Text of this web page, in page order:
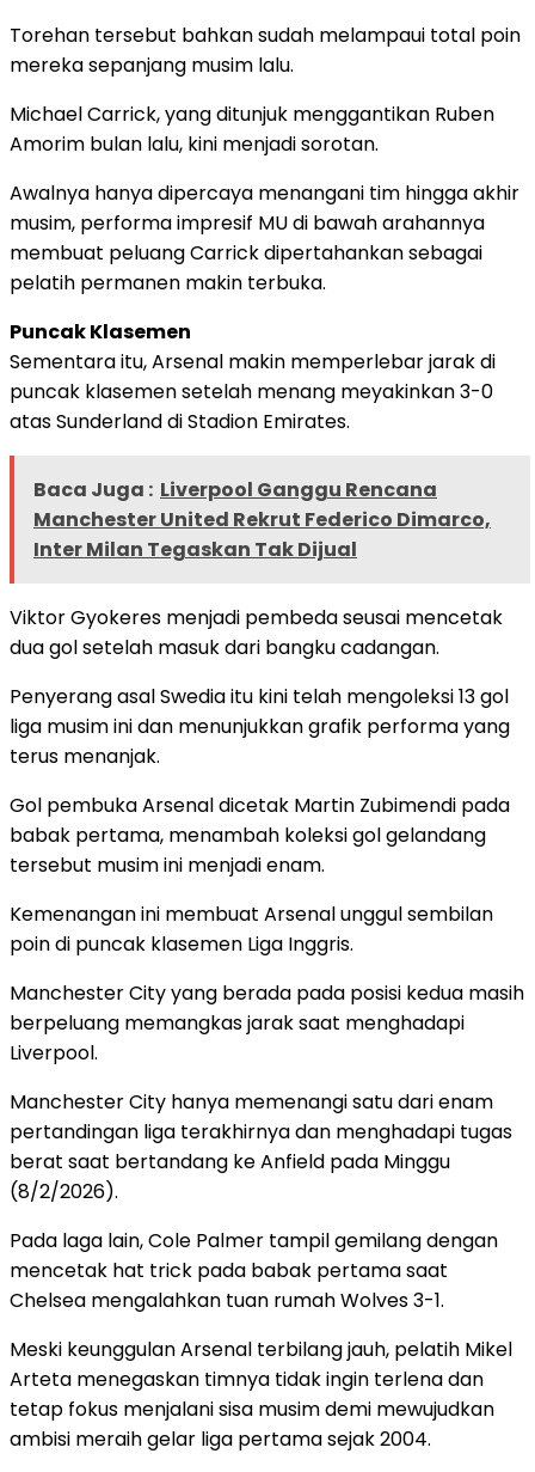
Torehan tersebut bahkan sudah melampaui total poin
mereka sepanjang musim lalu.
Michael Carrick, yang ditunjuk menggantikan Ruben
Amorim bulan lalu, kini menjadi sorotan.
Awalnya hanya dipercaya menangani tim hingga akhir
musim, performa impresif MU di bawah arahannya
membuat peluang Carrick dipertahankan sebagai
pelatih permanen makin terbuka.
Puncak Klasemen
Sementara itu, Arsenal makin memperlebar jarak di
puncak klasemen setelah menang meyakinkan 3-0
atas Sunderland di Stadion Emirates.
Baca Juga : Liverpool Ganggu Rencana
Manchester United Rekrut Federico Dimarco,
Inter Milan Tegaskan Tak Dijual
Viktor Gyokeres menjadi pembeda seusai mencetak
dua gol setelah masuk dari bangku cadangan.
Penyerang asal Swedia itu kini telah mengoleksi 13 gol
liga musim ini dan menunjukkan grafik performa yang
terus menanjak.
Gol pembuka Arsenal dicetak Martin Zubimendi pada
babak pertama, menambah koleksi gol gelandang
tersebut musim ini menjadi enam.
Kemenangan ini membuat Arsenal unggul sembilan
poin di puncak klasemen Liga Inggris.
Manchester City yang berada pada posisi kedua masih
berpeluang memangkas jarak saat menghadapi
Liverpool.
Manchester City hanya memenangi satu dari enam
pertandingan liga terakhirnya dan menghadapi tugas
berat saat bertandang ke Anfield pada Minggu
(8/2/2026).
Pada laga lain, Cole Palmer tampil gemilang dengan
mencetak hat trick pada babak pertama saat
Chelsea mengalahkan tuan rumah Wolves 3-1.
Meski keunggulan Arsenal terbilang jauh, pelatih Mikel
Arteta menegaskan timnya tidak ingin terlena dan
tetap fokus menjalani sisa musim demi mewujudkan
ambisi meraih gelar liga pertama sejak 2004.